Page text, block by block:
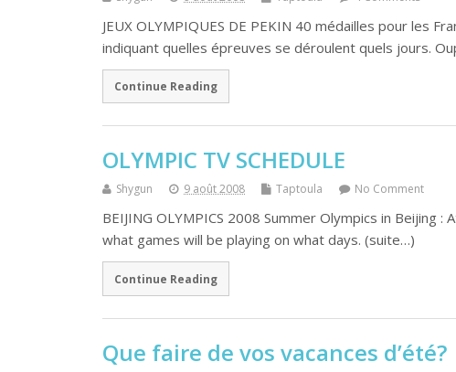
JEUX OLYMPIQUES DE PEKIN 40 médailles pour les
indiquant quelles épreuves se déroulent quels jours.
Continue Reading
OLYMPIC TV SCHEDULE
Shygun 9 août 2008 Taptoula No Comment
BEIJING OLYMPICS 2008 Summer Olympics in
what games will be playing on what days. (suite…)
Continue Reading
Que faire de vos vacances d’été?